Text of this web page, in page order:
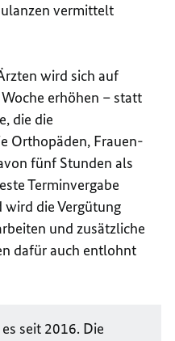
vermittelt
wird sich auf
erhöhen – statt
die die
Orthopäden, Frauen-
fünf Stunden als
Terminvergabe
die Vergütung
und zusätzliche
dafür auch entlohnt
seit 2016. Die